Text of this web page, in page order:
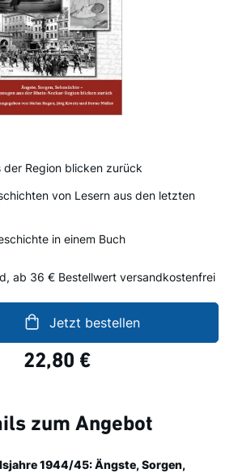
der Region blicken zurück
von Lesern aus den letzten
in einem Buch
ab 36 € Bestellwert versandkostenfrei
Jetzt bestellen
22,80 €
zum Angebot
1944/45: Ängste, Sorgen,